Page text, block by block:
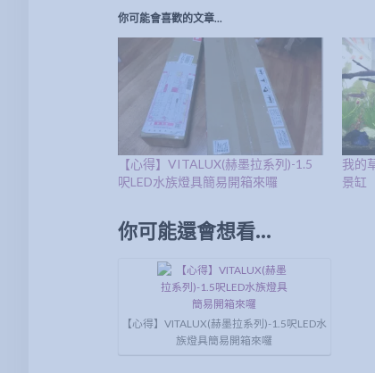
你可能會喜歡的文章...
【心得】VITALUX(赫墨拉系列)-1.5
呎LED水族燈具簡易開箱來囉
我的
景缸
你可能還會想看...
【心得】VITALUX(赫墨拉系列)-1.5呎LED水
族燈具簡易開箱來囉